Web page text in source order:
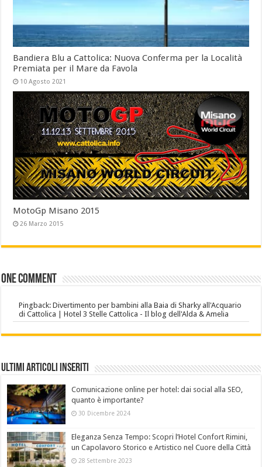
Bandiera Blu a Cattolica: Nuova Conferma per la Località
Premiata per il Mare da Favola
10 Agosto 2021
MotoGp Misano 2015
26 Marzo 2015
One comment
Pingback: Divertimento per bambini alla Baia di Sharky all'Acquario
di Cattolica | Hotel 3 Stelle Cattolica - Il blog dell'Alda & Amelia
Ultimi Articoli Inseriti
Comunicazione online per hotel: dai social alla SEO,
quanto è importante?
30 Dicembre 2024
Eleganza Senza Tempo: Scopri l’Hotel Confort Rimini,
un Capolavoro Storico e Artistico nel Cuore della Città
28 Settembre 2023